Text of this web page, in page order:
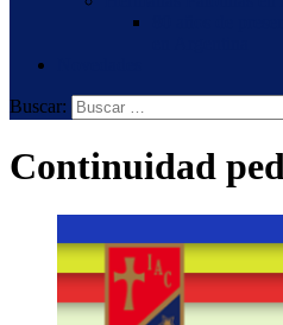
Buscar:
Continuidad